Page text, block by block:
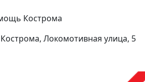
Кострома
Локомотивная улица, 5